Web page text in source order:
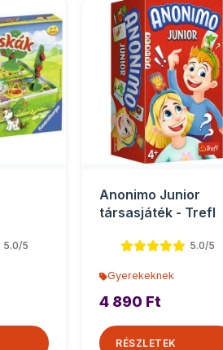
5.0/5
Anonimo Junior
társasjáték - Trefl
5.0/5
Gyerekeknek
4 890 Ft
RÉSZLETEK